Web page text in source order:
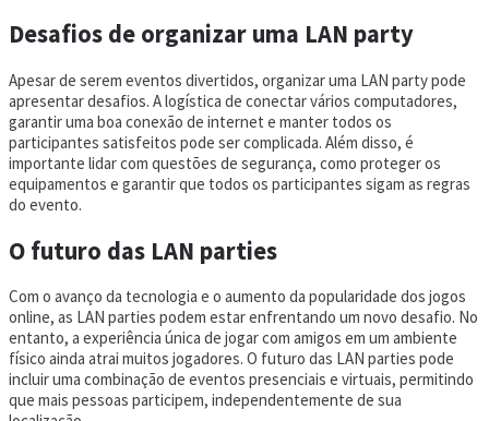
Desafios de organizar uma LAN party
Apesar de serem eventos divertidos, organizar uma LAN party pode
apresentar desafios. A logística de conectar vários computadores,
garantir uma boa conexão de internet e manter todos os
participantes satisfeitos pode ser complicada. Além disso, é
importante lidar com questões de segurança, como proteger os
equipamentos e garantir que todos os participantes sigam as regras
do evento.
O futuro das LAN parties
Com o avanço da tecnologia e o aumento da popularidade dos jogos
online, as LAN parties podem estar enfrentando um novo desafio. No
entanto, a experiência única de jogar com amigos em um ambiente
físico ainda atrai muitos jogadores. O futuro das LAN parties pode
incluir uma combinação de eventos presenciais e virtuais, permitindo
que mais pessoas participem, independentemente de sua